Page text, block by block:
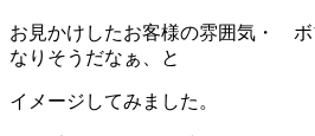
お見かけしたお客様の雰囲気・ ボ
なりそうだなぁ、と
イメージしてみました。